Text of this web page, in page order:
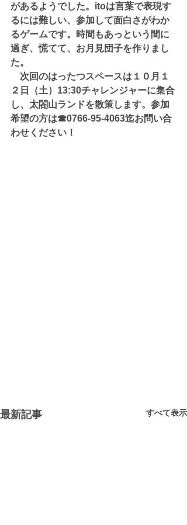
があるようでした。itoは言葉で表現す
るには難しい、参加して面白さがわか
るゲームです。時間もあっという間に
過ぎ、慌てて、お月見団子を作りまし
た。
次回のはったつスペースは１０月１
２日（土）13:30チャレンジャーに集合
し、太閤山ランドを散策します。参加
希望の方は☎0766-95-4063迄お問い合
わせください！
最新記事 すべて表示